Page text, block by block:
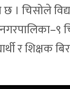
। चिसोले
र शिक्षक